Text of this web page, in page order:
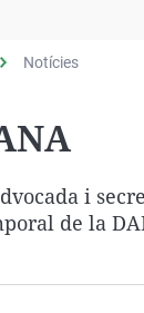
ViudaNavarra
Notícies
i
de la